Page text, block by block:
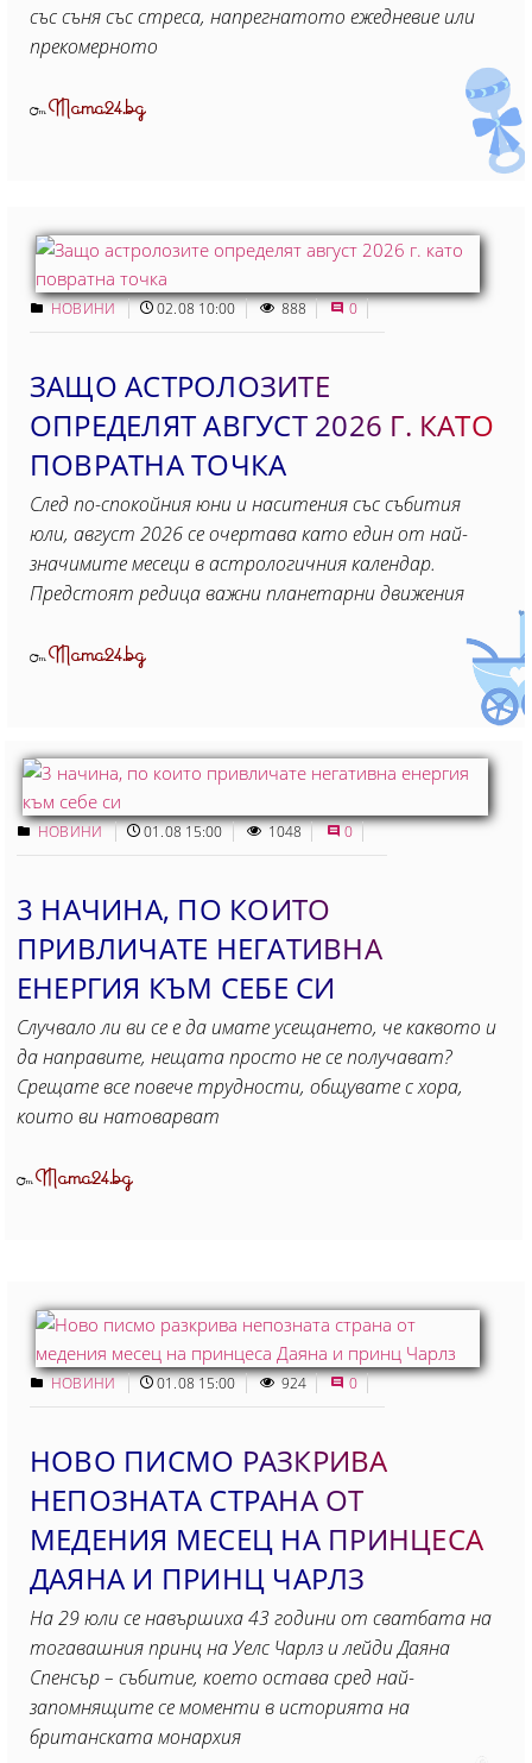
със съня със стреса, напрегнатото ежедневие или
прекомерното
ОтMama24.bg
НОВИНИ 02.08 10:00 888 0
ЗАЩО АСТРОЛОЗИТЕ
ОПРЕДЕЛЯТ АВГУСТ 2026 Г. КАТО
ПОВРАТНА ТОЧКА
След по-спокойния юни и наситения със събития
юли, август 2026 се очертава като един от най-
значимите месеци в астрологичния календар.
Предстоят редица важни планетарни движения
ОтMama24.bg
НОВИНИ 01.08 15:00 1048 0
3 НАЧИНА, ПО КОИТО
ПРИВЛИЧАТЕ НЕГАТИВНА
ЕНЕРГИЯ КЪМ СЕБЕ СИ
Случвало ли ви се е да имате усещането, че каквото и
да направите, нещата просто не се получават?
Срещате все повече трудности, общувате с хора,
които ви натоварват
ОтMama24.bg
НОВИНИ 01.08 15:00 924 0
НОВО ПИСМО РАЗКРИВА
НЕПОЗНАТА СТРАНА ОТ
МЕДЕНИЯ МЕСЕЦ НА ПРИНЦЕСА
ДАЯНА И ПРИНЦ ЧАРЛЗ
На 29 юли се навършиха 43 години от сватбата на
тогавашния принц на Уелс Чарлз и лейди Даяна
Спенсър – събитие, което остава сред най-
запомнящите се моменти в историята на
британската монархия